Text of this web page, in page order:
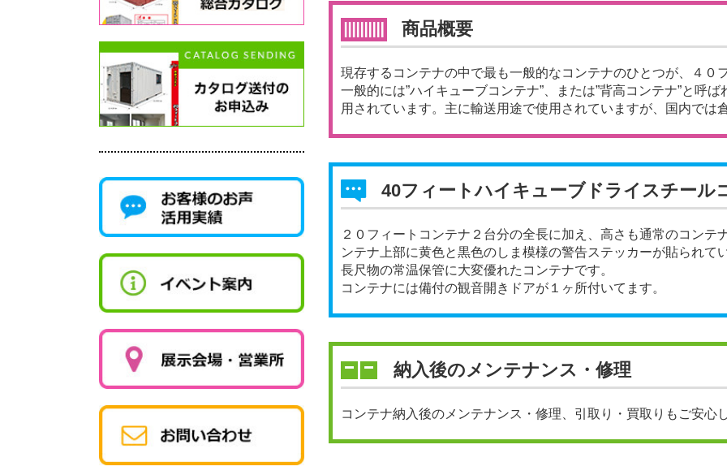
商品概要
現存するコンテナの中で最も一般的なコンテナのひとつが、４０
一般的には”ハイキューブコンテナ”、または”背高コンテナ”と呼
用されています。主に輸送用途で使用されていますが、国内では
40フィートハイキューブドライスチール
２０フィートコンテナ２台分の全長に加え、高さも通常のコンテ
ンテナ上部に黄色と黒色のしま模様の警告ステッカーが貼られて
長尺物の常温保管に大変優れたコンテナです。
コンテナには備付の観音開きドアが１ヶ所付いてます。
納入後のメンテナンス・修理
コンテナ納入後のメンテナンス・修理、引取り・買取りもご安心